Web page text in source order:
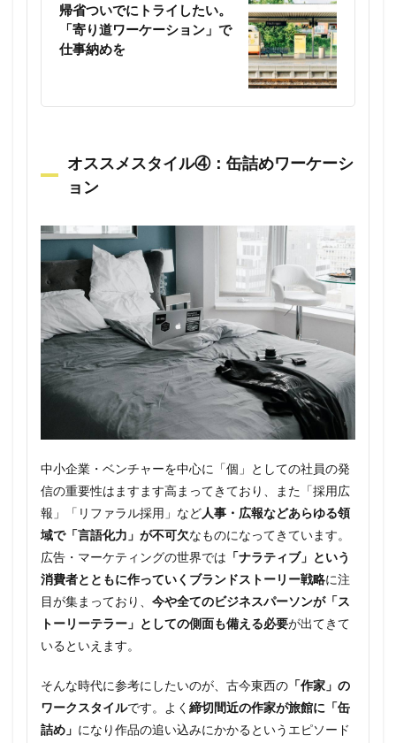
帰省ついでにトライしたい。
「寄り道ワーケーション」で
仕事納めを
オススメスタイル④：缶詰めワーケーシ
ョン
中小企業・ベンチャーを中心に「個」としての社員の発
信の重要性はますます高まってきており、また「採用広
報」「リファラル採用」など人事・広報などあらゆる領
域で「言語化力」が不可欠なものになってきています。
広告・マーケティングの世界では 「ナラティブ」という
消費者とともに作っていくブランドストーリー戦略に注
目が集まっており、 今や全てのビジネスパーソンが「ス
トーリーテラー」としての側面も備える必要が出てきて
いるといえます。
そんな時代に参考にしたいのが、古今東西の 「作家」の
ワークスタイルです。よく 締切間近の作家が旅館に「缶
詰め」 になり作品の追い込みにかかるというエピソード